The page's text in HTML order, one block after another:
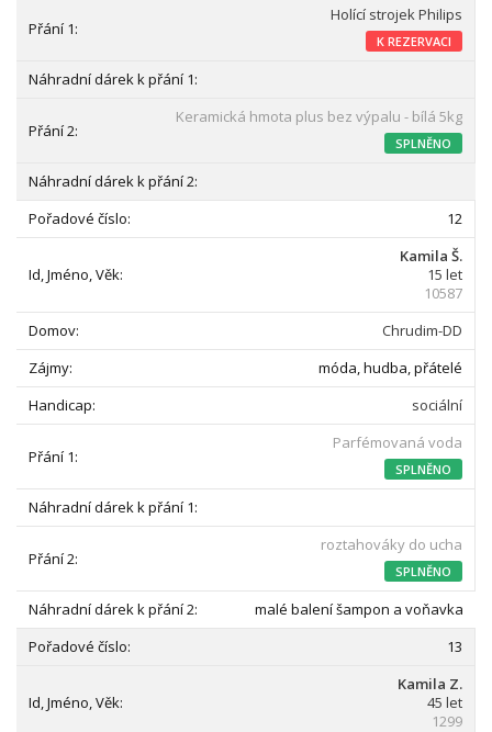
Holící strojek Philips
K REZERVACI
Keramická hmota plus bez výpalu - bílá 5kg
SPLNĚNO
12
Kamila Š.
15 let
10587
Chrudim-DD
móda, hudba, přátelé
sociální
Parfémovaná voda
SPLNĚNO
roztahováky do ucha
SPLNĚNO
malé balení šampon a voňavka
13
Kamila Z.
45 let
1299